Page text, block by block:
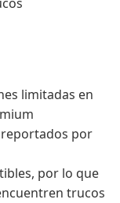
limitadas en
por
por lo que
trucos